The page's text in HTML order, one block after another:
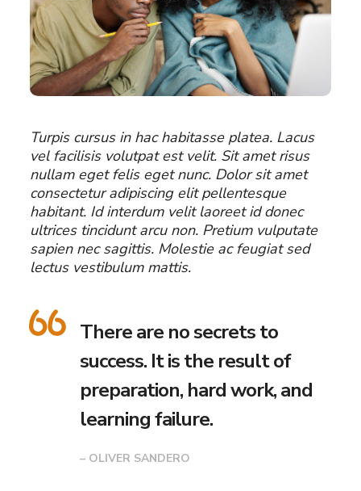
Turpis cursus in hac habitasse platea. Lacus
vel facilisis volutpat est velit. Sit amet risus
nullam eget felis eget nunc. Dolor sit amet
consectetur adipiscing elit pellentesque
habitant. Id interdum velit laoreet id donec
ultrices tincidunt arcu non. Pretium vulputate
sapien nec sagittis. Molestie ac feugiat sed
lectus vestibulum mattis.
There are no secrets to
success. It is the result of
preparation, hard work, and
learning failure.
– OLIVER SANDERO